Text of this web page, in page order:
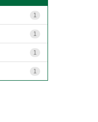
1
1
1
1